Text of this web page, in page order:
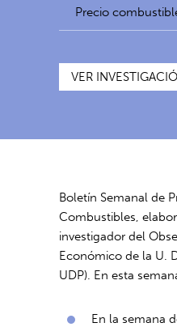
Precio
VER
Boletín Semanal de
Combustibles,
investigador del
Económico de la U.
UDP). En esta
En la semana